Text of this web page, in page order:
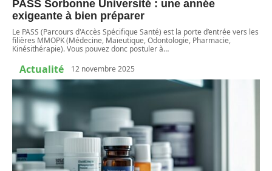
PASS Sorbonne Université : une année
exigeante à bien préparer
Le PASS (Parcours d'Accès Spécifique Santé) est la porte d’entrée vers les
filières MMOPK (Médecine, Maïeutique, Odontologie, Pharmacie,
Kinésithérapie). Vous pouvez donc postuler à…
Actualité 12 novembre 2025